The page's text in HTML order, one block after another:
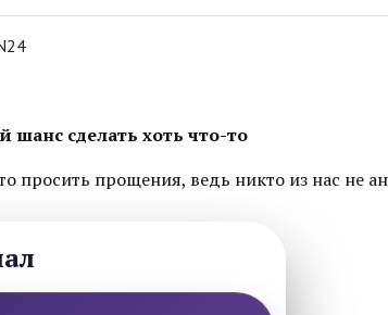
шанс сделать хоть что-то
просить прощения, ведь никто из нас не